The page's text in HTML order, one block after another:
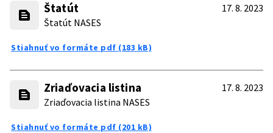
Štatút
Štatút NASES
17. 8. 2023
Stiahnuť vo formáte pdf (183 kB)
Zriaďovacia listina
Zriaďovacia listina NASES
17. 8. 2023
Stiahnuť vo formáte pdf (201 kB)